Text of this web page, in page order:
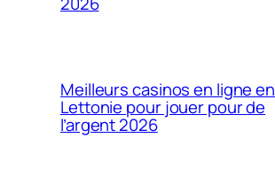
Meilleurs casinos en ligne en
Lettonie pour jouer pour de
l’argent 2026